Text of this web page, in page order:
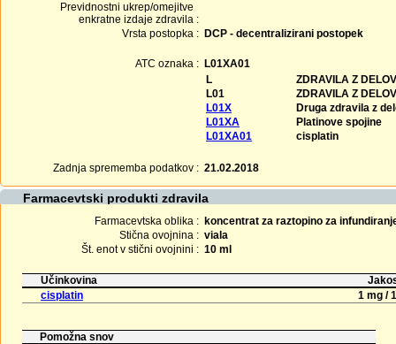
Previdnostni ukrep/omejitve
enkratne izdaje zdravila :
Vrsta postopka : DCP - decentralizirani postopek
ATC oznaka : L01XA01
L
ZDRAVILA Z
L01
ZDRAVILA Z
L01X
Druga zdravila z
L01XA
Platinove spojine
L01XA01
cisplatin
Zadnja sprememba podatkov : 21.02.2018
Farmacevtski produkti zdravila
Farmacevtska oblika : koncentrat za raztopino za
Stična ovojnina : viala
Št. enot v stični ovojnini : 10 ml
Učinkovina
cisplatin
1 mg /
Pomožna snov